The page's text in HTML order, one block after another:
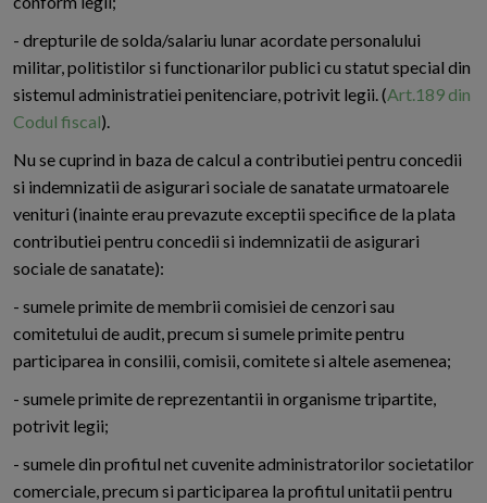
- drepturile de solda/salariu lunar acordate personalului
militar, politistilor si functionarilor publici cu statut special din
sistemul administratiei penitenciare, potrivit legii. (Art.189 din
Codul fiscal).
Nu se cuprind in baza de calcul a contributiei pentru concedii
si indemnizatii de asigurari sociale de sanatate urmatoarele
venituri (inainte erau prevazute exceptii specifice de la plata
contributiei pentru concedii si indemnizatii de asigurari
sociale de sanatate):
- sumele primite de membrii comisiei de cenzori sau
comitetului de audit, precum si sumele primite pentru
participarea in consilii, comisii, comitete si altele asemenea;
- sumele primite de reprezentantii in organisme tripartite,
potrivit legii;
- sumele din profitul net cuvenite administratorilor societatilor
comerciale, precum si participarea la profitul unitatii pentru